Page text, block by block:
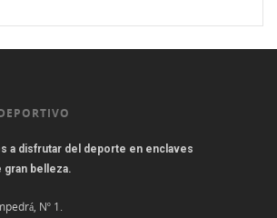
a disfrutar del deporte en enclaves
gran belleza.
Nº 1.